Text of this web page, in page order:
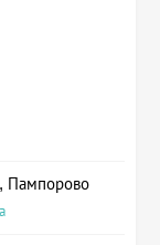
Пампорово